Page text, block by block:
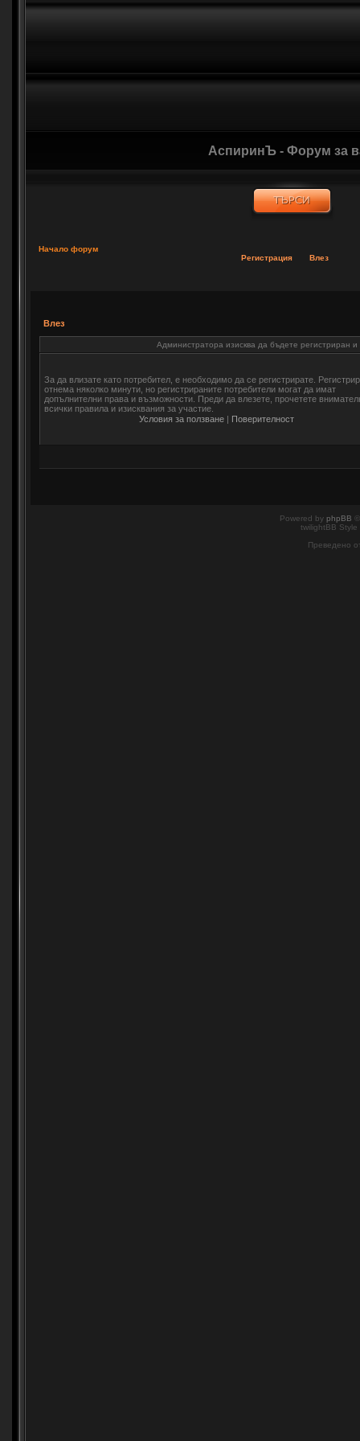
АспиринЪ - Форум за
Начало форум
Регистрация
Влез
Влез
Администратора изисква да бъдете регистриран
За да влизате като потребител, е необходимо да се регистрирате.
отнема няколко минути, но регистрираните потребители могат да имат
допълнителни права и възможности. Преди да влезете, прочетете
всички правила и изисквания за участие.
Условия за ползване | Поверителност
Powered by phpBB
twilightBB
Преведено